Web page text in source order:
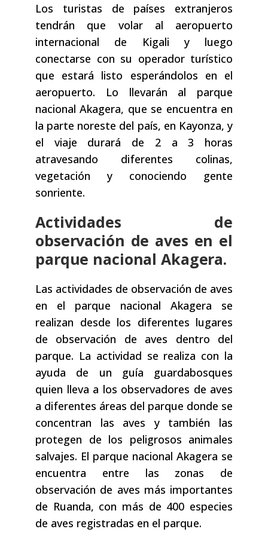
Los turistas de países extranjeros
tendrán que volar al aeropuerto
internacional de Kigali y luego
conectarse con su operador turístico
que estará listo esperándolos en el
aeropuerto. Lo llevarán al parque
nacional Akagera, que se encuentra en
la parte noreste del país, en Kayonza, y
el viaje durará de 2 a 3 horas
atravesando diferentes colinas,
vegetación y conociendo gente
sonriente.
Actividades de
observación de aves en el
parque nacional Akagera.
Las actividades de observación de aves
en el parque nacional Akagera se
realizan desde los diferentes lugares
de observación de aves dentro del
parque. La actividad se realiza con la
ayuda de un guía guardabosques
quien lleva a los observadores de aves
a diferentes áreas del parque donde se
concentran las aves y también las
protegen de los peligrosos animales
salvajes. El parque nacional Akagera se
encuentra entre las zonas de
observación de aves más importantes
de Ruanda, con más de 400 especies
de aves registradas en el parque.